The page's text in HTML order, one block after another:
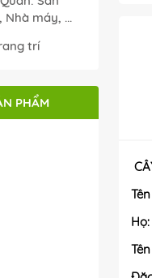
Nhà máy, ...
trí
PHẨM
Họ: